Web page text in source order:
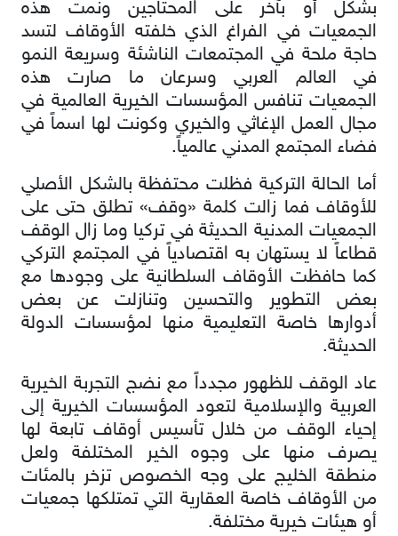
بشكل أو بآخر على المحتاجين ونمت هذه
الجمعيات في الفراغ الذي خلفته الأوقاف لتسد
حاجة ملحة في المجتمعات الناشئة وسريعة النمو
في العالم العربي وسرعان ما صارت هذه
الجمعيات تنافس المؤسسات الخيرية العالمية في
مجال العمل الإغاثي والخيري وكونت لها اسماً في
فضاء المجتمع المدني عالمياً.
أما الحالة التركية فظلت محتفظة بالشكل الأصلي
للأوقاف فما زالت كلمة «وقف» تطلق حتى على
الجمعيات المدنية الحديثة في تركيا وما زال الوقف
قطاعاً لا يستهان به اقتصادياً في المجتمع التركي
كما حافظت الأوقاف السلطانية على وجودها مع
بعض التطوير والتحسين وتنازلت عن بعض
أدوارها خاصة التعليمية منها لمؤسسات الدولة
الحديثة.
عاد الوقف للظهور مجدداً مع نضج التجربة الخيرية
العربية والإسلامية لتعود المؤسسات الخيرية إلى
إحياء الوقف من خلال تأسيس أوقاف تابعة لها
يصرف منها على وجوه الخير المختلفة ولعل
منطقة الخليج على وجه الخصوص تزخر بالمئات
من الأوقاف خاصة العقارية التي تمتلكها جمعيات
أو هيئات خيرية مختلفة.